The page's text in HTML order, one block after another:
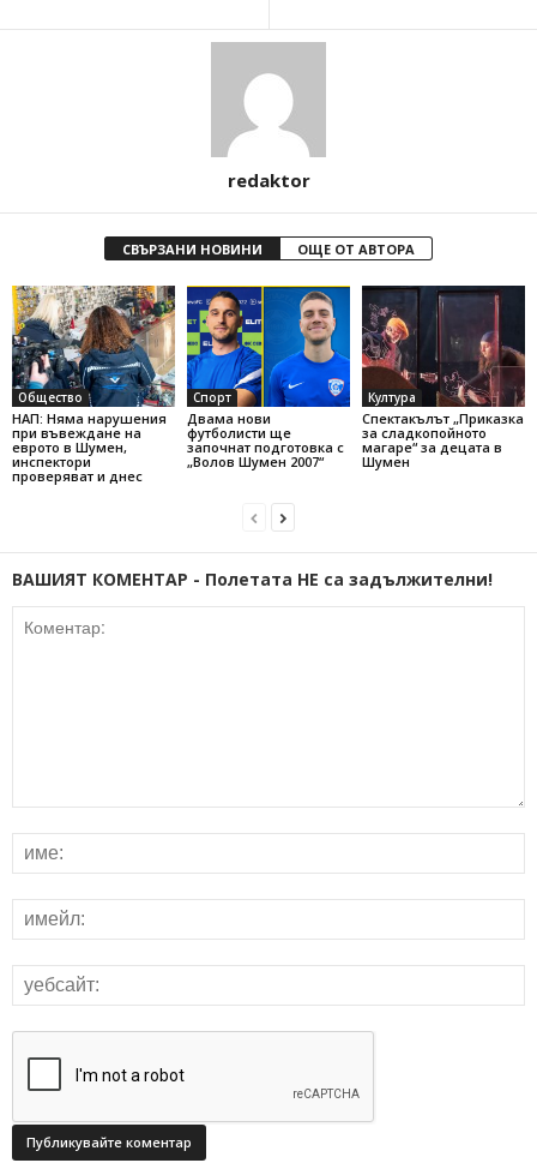
redaktor
СВЪРЗАНИ НОВИНИ ОЩЕ ОТ АВТОРА
Общество
НАП: Няма нарушения
при въвеждане на
еврото в Шумен,
инспектори
проверяват и днес
Спорт
Двама нови
футболисти ще
започнат подготовка с
„Волов Шумен 2007“
Култура
Спектакълът „Приказка
за сладкопойното
магаре“ за децата в
Шумен
ВАШИЯТ КОМЕНТАР - Полетата НЕ са задължителни!